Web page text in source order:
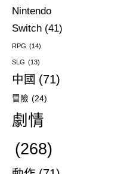
Nintendo
Switch (41)
RPG (14)
SLG (13)
中國 (71)
冒險 (24)
劇情
(268)